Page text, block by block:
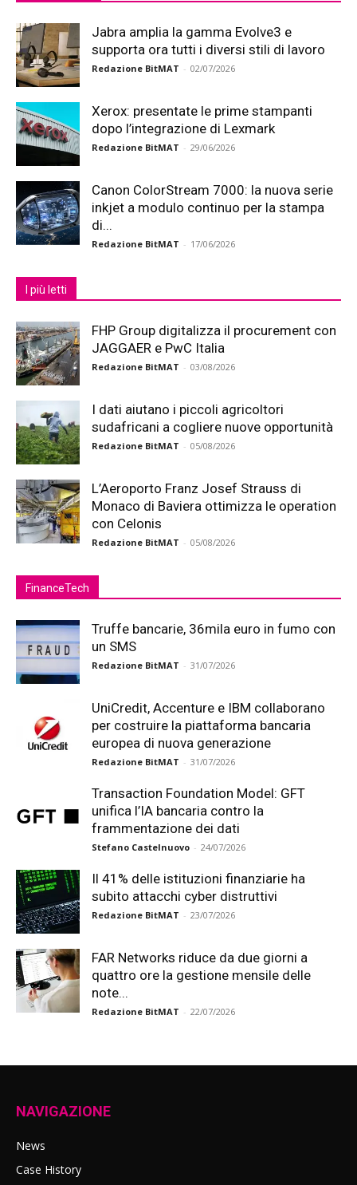
Jabra amplia la gamma Evolve3 e
supporta ora tutti i diversi stili di lavoro
Redazione BitMAT - 02/07/2026
Xerox: presentate le prime stampanti
dopo l’integrazione di Lexmark
Redazione BitMAT - 29/06/2026
Canon ColorStream 7000: la nuova serie
inkjet a modulo continuo per la stampa
di...
Redazione BitMAT - 17/06/2026
I più letti
FHP Group digitalizza il procurement con
JAGGAER e PwC Italia
Redazione BitMAT - 03/08/2026
I dati aiutano i piccoli agricoltori
sudafricani a cogliere nuove opportunità
Redazione BitMAT - 05/08/2026
L’Aeroporto Franz Josef Strauss di
Monaco di Baviera ottimizza le operation
con Celonis
Redazione BitMAT - 05/08/2026
FinanceTech
Truffe bancarie, 36mila euro in fumo con
un SMS
Redazione BitMAT - 31/07/2026
UniCredit, Accenture e IBM collaborano
per costruire la piattaforma bancaria
europea di nuova generazione
Redazione BitMAT - 31/07/2026
Transaction Foundation Model: GFT
unifica l’IA bancaria contro la
frammentazione dei dati
Stefano Castelnuovo - 24/07/2026
Il 41% delle istituzioni finanziarie ha
subito attacchi cyber distruttivi
Redazione BitMAT - 23/07/2026
FAR Networks riduce da due giorni a
quattro ore la gestione mensile delle
note...
Redazione BitMAT - 22/07/2026
NAVIGAZIONE
News
Case History